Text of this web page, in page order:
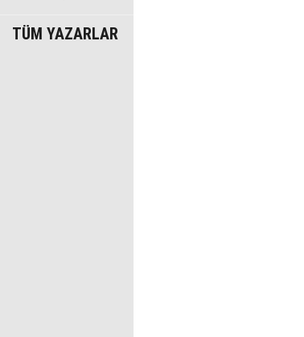
TÜM YAZARLAR